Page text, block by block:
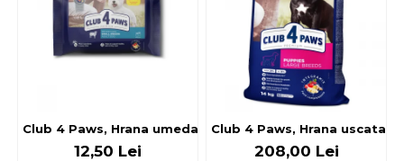
Club 4 Paws, Hrana umeda caini - cu miel, set 5+1, 6x80 g
12,50 Lei
Club 4 Paws, Hrana uscata
208,00 Lei